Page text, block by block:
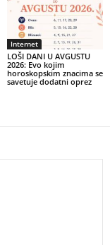
Internet
LOŠI DANI U AVGUSTU
2026: Evo kojim
horoskopskim znacima se
savetuje dodatni oprez